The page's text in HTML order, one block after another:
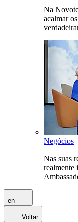
Na
acalmar
Negócios
Nas suas
realmente
en
Voltar